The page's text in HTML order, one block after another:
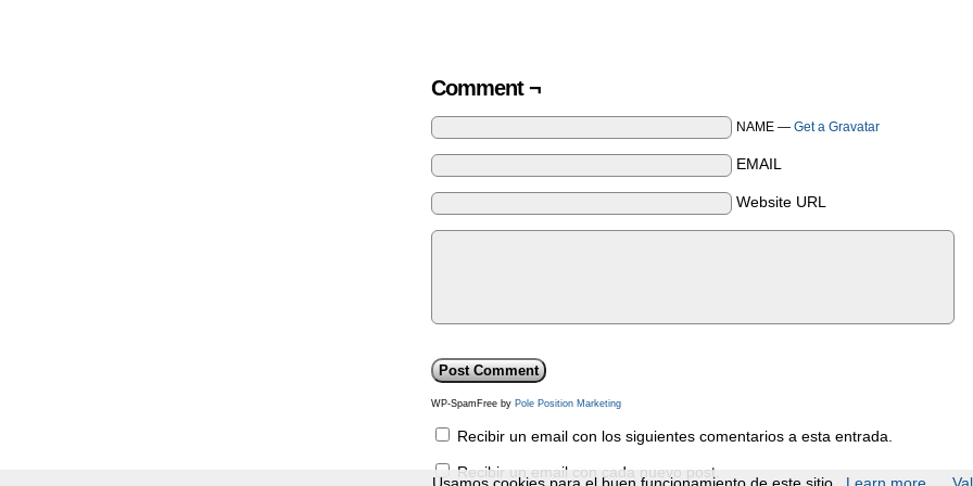
Comment ¬
NAME — Get a Gravatar
EMAIL
Website URL
WP-SpamFree by Pole Position Marketing
Recibir un email con los siguientes comentarios a esta entrada.
Recibir un email con cada nuevo post.